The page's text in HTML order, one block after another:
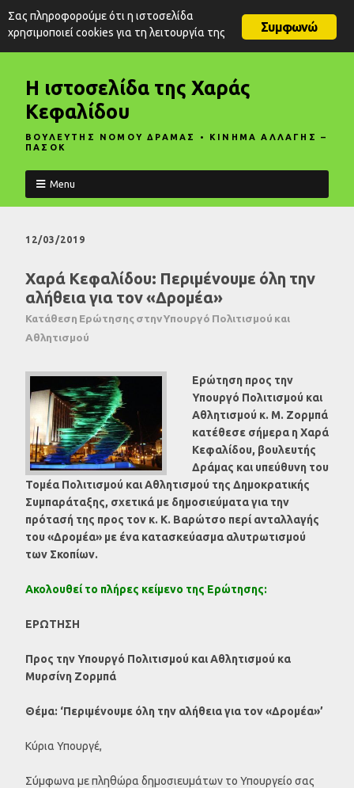
Η ιστοσελίδα της Χαράς
Κεφαλίδου
ΒΟΥΛΕΥΤΗΣ ΝΟΜΟΥ ΔΡΑΜΑΣ • ΚΙΝΗΜΑ ΑΛΛΑΓΗΣ –
ΠΑΣΟΚ
Menu
12/03/2019
Χαρά Κεφαλίδου: Περιμένουμε όλη την
αλήθεια για τον «Δρομέα»
Κατάθεση Ερώτησης στην Υπουργό Πολιτισμού και
Αθλητισμού
Ερώτηση προς την
Υπουργό Πολιτισμού και
Αθλητισμού κ. Μ. Ζορμπά
κατέθεσε σήμερα η Χαρά
Κεφαλίδου, βουλευτής
Δράμας και υπεύθυνη του
Τομέα Πολιτισμού και Αθλητισμού της Δημοκρατικής
Συμπαράταξης, σχετικά με δημοσιεύματα για την
πρότασή της προς τον κ. Κ. Βαρώτσο περί ανταλλαγής
του «Δρομέα» με ένα κατασκεύασμα αλυτρωτισμού
των Σκοπίων.
Ακολουθεί το πλήρες κείμενο της Ερώτησης:
ΕΡΩΤΗΣΗ
Προς την Υπουργό Πολιτισμού και Αθλητισμού κα
Μυρσίνη Ζορμπά
Θέμα: ‘Περιμένουμε όλη την αλήθεια για τον «Δρομέα»’
Κύρια Υπουργέ,
Σύμφωνα με πληθώρα δημοσιευμάτων το Υπουργείο σας
Συμφωνώ
Σας πληροφορούμε ότι η ιστοσελίδα
χρησιμοποιεί cookies για τη λειτουργία της